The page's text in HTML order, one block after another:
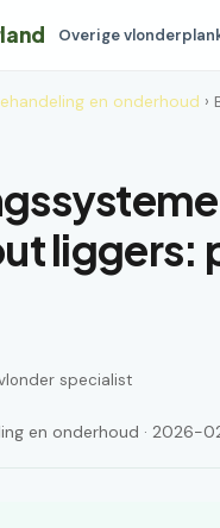
Overige
en onderhoud ›
liggers:
specialist
en onderhoud · 2026-